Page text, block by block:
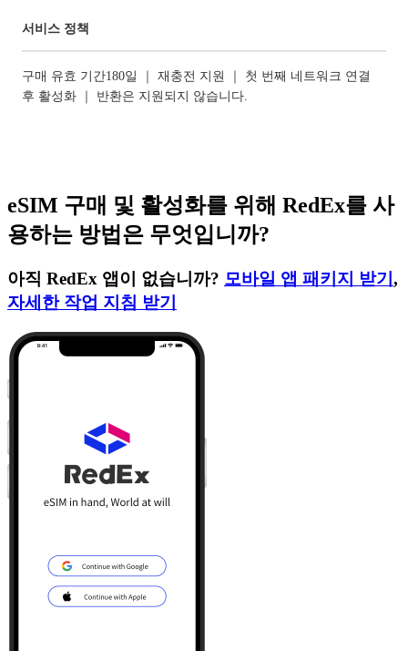
서비스 정책
구매 유효 기간180일 ｜ 재충전 지원 ｜ 첫 번째 네트워크 연결
후 활성화 ｜ 반환은 지원되지 않습니다.
eSIM 구매 및 활성화를 위해 RedEx를 사
용하는 방법은 무엇입니까?
아직 RedEx 앱이 없습니까? 모바일 앱 패키지 받기 ,
자세한 작업 지침 받기